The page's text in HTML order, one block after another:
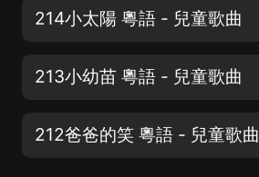
214小太陽 粵語 - 兒童歌曲
213小幼苗 粵語 - 兒童歌曲
212爸爸的笑 粵語 - 兒童歌曲